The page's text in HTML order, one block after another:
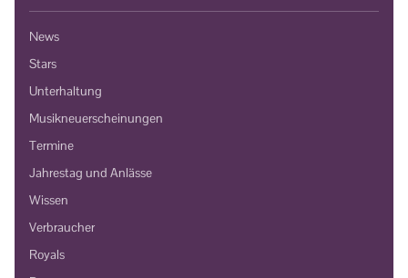
News
Stars
Unterhaltung
Musikneuerscheinungen
Termine
Jahrestag und Anlässe
Wissen
Verbraucher
Royals